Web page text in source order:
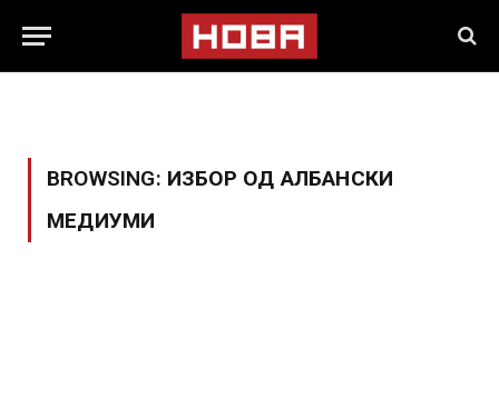
BROWSING: ИЗБОР ОД АЛБАНСКИ
МЕДИУМИ